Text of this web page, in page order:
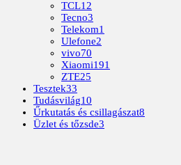
TCL12
Tecno3
Telekom1
Ulefone2
vivo70
Xiaomi191
ZTE25
Tesztek33
Tudásvilág10
Űrkutatás és csillagászat8
Üzlet és tőzsde3